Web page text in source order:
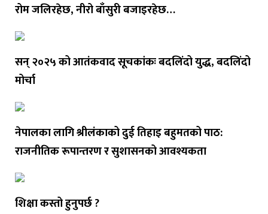
रोम जलिरहेछ, नीरो बाँसुरी बजाइरहेछ…
सन् २०२५ को आतंकवाद सूचकांकः बदलिंदो युद्ध, बदलिंदो
मोर्चा
नेपालका लागि श्रीलंकाको दुई तिहाइ बहुमतको पाठ:
राजनीतिक रूपान्तरण र सुशासनको आवश्यकता
शिक्षा कस्तो हुनुपर्छ ?